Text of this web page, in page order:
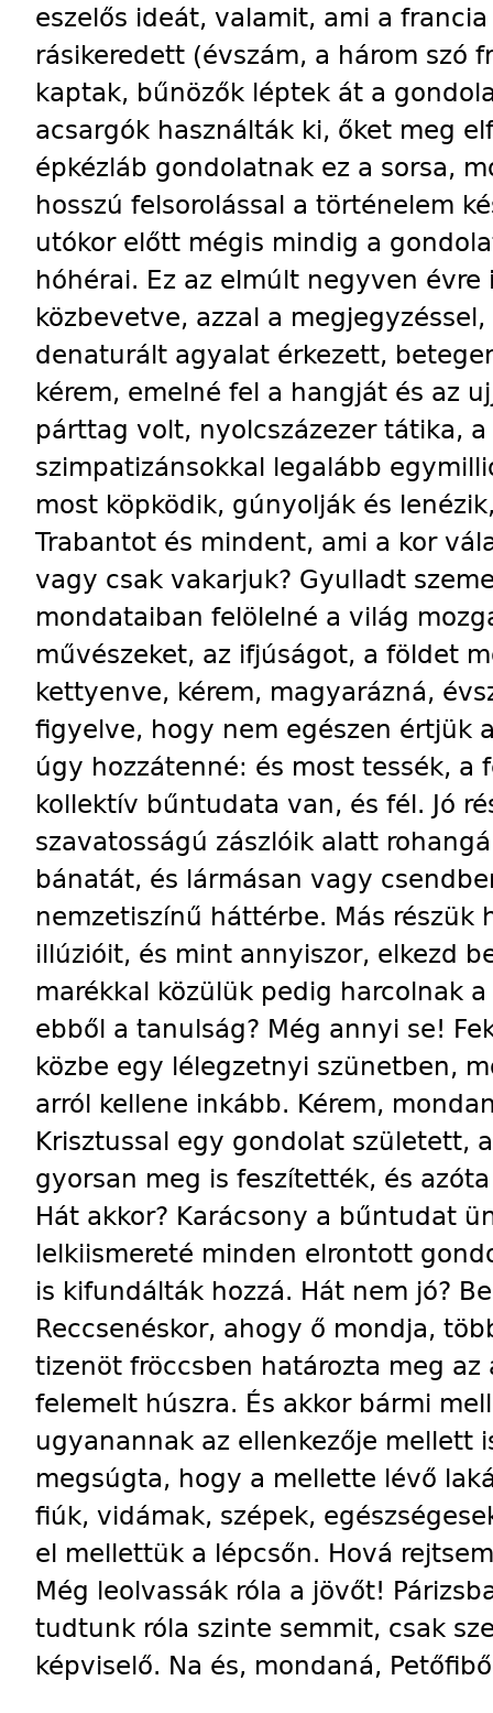
eszelős ideát, valamit, ami a
rásikeredett (évszám, a három szó
kaptak, bűnözők léptek át a
acsargók használták ki, őket meg
épkézláb gondolatnak ez a sorsa,
hosszú felsorolással a történelem
utókor előtt mégis mindig a
hóhérai. Ez az elmúlt negyven
közbevetve, azzal a
denaturált agyalat érkezett,
kérem, emelné fel a hangját és az
párttag volt, nyolcszázezer tátika,
szimpatizánsokkal legalább
most köpködik, gúnyolják és
Trabantot és mindent, ami a kor
vagy csak vakarjuk? Gyulladt
mondataiban felölelné a világ
művészeket, az ifjúságot, a földet
kettyenve, kérem, magyarázná,
figyelve, hogy nem egészen értjük
úgy hozzátenné: és most tessék, a
kollektív bűntudata van, és fél. Jó
szavatosságú zászlóik alatt
bánatát, és lármásan vagy
nemzetiszínű háttérbe. Más részük
illúzióit, és mint annyiszor, elkezd
marékkal közülük pedig harcolnak
ebből a tanulság? Még annyi se!
közbe egy lélegzetnyi szünetben,
arról kellene inkább. Kérem,
Krisztussal egy gondolat született,
gyorsan meg is feszítették, és
Hát akkor? Karácsony a bűntudat
lelkiismereté minden elrontott
is kifundálták hozzá. Hát nem jó?
Reccsenéskor, ahogy ő mondja,
tizenöt fröccsben határozta meg
felemelt húszra. És akkor bármi
ugyanannak az ellenkezője mellett
megsúgta, hogy a mellette lévő
fiúk, vidámak, szépek,
el mellettük a lépcsőn. Hová
Még leolvassák róla a jövőt!
tudtunk róla szinte semmit, csak
képviselő. Na és, mondaná,